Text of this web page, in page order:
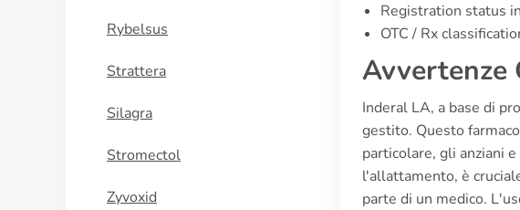
Rybelsus
Strattera
Silagra
Stromectol
Zyvoxid
Registration status
OTC / Rx
Avvertenze
Inderal LA, a base di
gestito. Questo
particolare, gli anziani
l'allattamento, è
parte di un medico.